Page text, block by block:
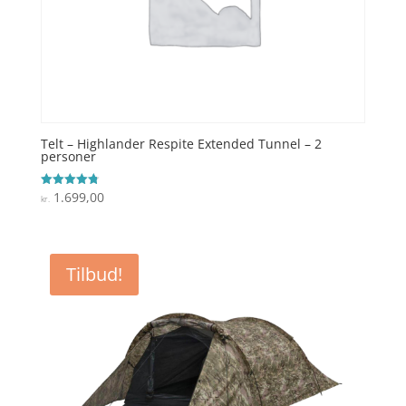
Telt – Highlander Respite Extended Tunnel – 2
personer
Vurderet
4.8
kr.1.699,00
Tilbud!